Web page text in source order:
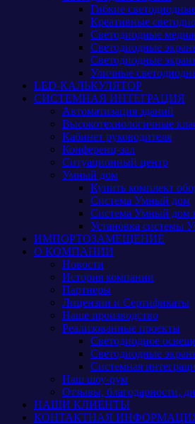
Гибкие
Креативные
Светодиодные
Светодиодные
Светодиодные
Уличные
LED-КАЛЬКУЛЯТОР
СИСТЕМНАЯ ИНТЕГРАЦИЯ
Автоматизация зданий
Высокотехнологичные
Кабинет руководителя
Конференц-зал
Ситуационный центр
Умный дом
Купить комплект
Система Умный дом
Система Умный дом
Установка системы
ИМПОРТОЗАМЕЩЕНИЕ
О КОМПАНИИ
Новости
История компании
Партнеры
Лицензии и Сертификаты
Наше производство
Реализованные проекты
Светодиодное
Светодиодные
Системная
Наш шоу-рум
Отзывы, благодарности,
НАШИ КЛИЕНТЫ
КОНТАКТНАЯ